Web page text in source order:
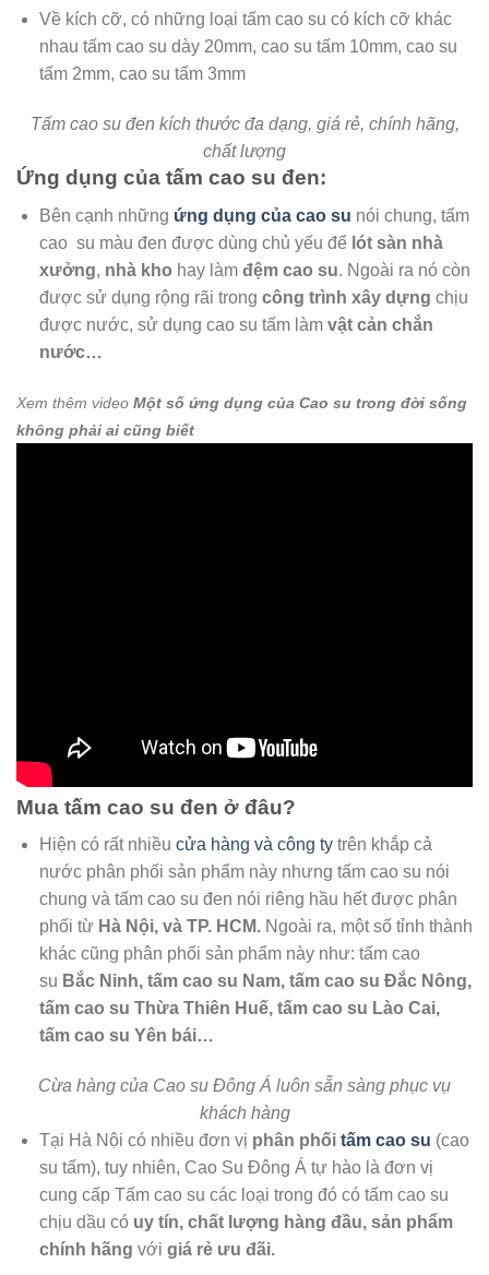
Về kích cỡ, có những loại tấm cao su có kích cỡ khác
nhau tấm cao su dày 20mm, cao su tấm 10mm, cao su
tấm 2mm, cao su tấm 3mm
Tấm cao su đen kích thước đa dạng, giá rẻ, chính hãng,
chất lượng
Ứng dụng của tấm cao su đen:
Bên cạnh những ứng dụng của cao su nói chung, tấm
cao su màu đen được dùng chủ yếu để lót sàn nhà
xưởng, nhà kho hay làm đệm cao su. Ngoài ra nó còn
được sử dụng rộng rãi trong công trình xây dựng chịu
được nước, sử dụng cao su tấm làm vật cản chắn
nước…
Xem thêm video Một số ứng dụng của Cao su trong đời sống
không phải ai cũng biết
Mua tấm cao su đen ở đâu?
Hiện có rất nhiều cửa hàng và công tytrên khắp cả
nước phân phối sản phẩm này nhưng tấm cao su nói
chung và tấm cao su đen nói riêng hầu hết được phân
phối từ Hà Nội, và TP. HCM.Ngoài ra, một số tỉnh thành
khác cũng phân phối sản phẩm này như: tấm cao
su Bắc Ninh, tấm cao su Nam, tấm cao su Đắc Nông,
tấm cao su Thừa Thiên Huế, tấm cao su Lào Cai,
tấm cao su Yên bái…
Cừa hàng của Cao su Đông Á luôn sẵn sàng phục vụ
khách hàng
Tại Hà Nội có nhiều đơn vị phân phối tấm cao su (cao
su tấm), tuy nhiên, Cao Su Đông Á tự hào là đơn vị
cung cấp Tấm cao su các loại trong đó có tấm cao su
chịu dầu có uy tín, chất lượng hàng đầu, sản phẩm
chính hãng với giá rẻ ưu đãi.